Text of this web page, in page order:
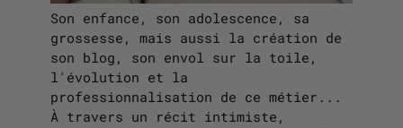
Son enfance, son adolescence, sa
grossesse, mais aussi la création de
son blog, son envol sur la toile,
l'évolution et la
professionnalisation de ce métier...
À travers un récit intimiste,